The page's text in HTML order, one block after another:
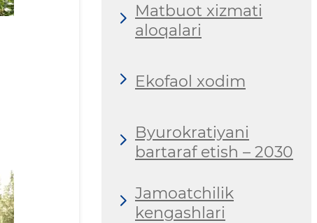
Matbuot xizmati
aloqalari
Ekofaol xodim
Byurokratiyani
bartaraf etish – 2030
Jamoatchilik
kengashlari